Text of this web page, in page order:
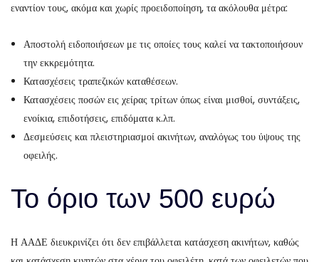
εναντίον τους, ακόμα και χωρίς προειδοποίηση, τα ακόλουθα μέτρα:
Αποστολή ειδοποιήσεων με τις οποίες τους καλεί να τακτοποιήσουν
την εκκρεμότητα.
Κατασχέσεις τραπεζικών καταθέσεων.
Κατασχέσεις ποσών εις χείρας τρίτων όπως είναι μισθοί, συντάξεις,
ενοίκια, επιδοτήσεις, επιδόματα κ.λπ.
Δεσμεύσεις και πλειστηριασμοί ακινήτων, αναλόγως του ύψους της
οφειλής.
Το όριο των 500 ευρώ
Η ΑΑΔΕ διευκρινίζει ότι δεν επιβάλλεται κατάσχεση ακινήτων, καθώς